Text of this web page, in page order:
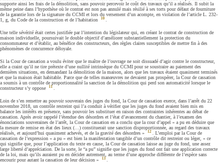
supporte ainsi les frais de la démolition, sans pouvoir percevoir le coût des travaux qu’il a réalisés. Il subit la
même peine dans l’hypothèse où le contrat est non pas annulé mais résilié à ses torts pour défaut de fourniture
de la garantie lors de la signature du CCMI et lors du versement d’un acompte, en violation de l’article L. 232-
1, g, du Code de la construction et de l’habitation
10
Une telle sévérité était certes justifiée par l’intention du législateur qui, en créant le contrat de construction de
maison individuelle, poursuivait le double objectif d’améliorer substantiellement la protection du
consommateur et d’établir, au bénéfice des constructeurs, des règles claires susceptibles de mettre fin à des
phénomènes de concurrence déloyale.
Si la Cour de cassation a voulu éviter que le maître de l’ouvrage ne soit dissuadé d’agir contre le constructeur,
elle a craint qu’il ne tire prétexte d’une nullité intrinsèque du CCMI pour se soustraire au paiement des
dernières situations, en demandant la démolition de la maison, alors que les travaux étaient quasiment terminés
et que la maison était habitable. Parce que de telles manœuvres ne devaient pas prospérer, la Cour de cassation
a soumis à un contrôle de proportionnalité la sanction de la démolition qui perd son automaticité lorsque le
constructeur s’y oppose
11
Loin de s’en remettre au pouvoir souverain des juges du fond, la Cour de cassation exerce, dans l’arrêt du 22
novembre 2018, un contrôle restreint qui l’a conduit à vérifier que les juges du fond avaient bien mis en
balance les intérêts en présence, sans pouvoir les substituer en raison des contraintes inhérentes au débat de
cassation. Après avoir rappelé l’étendue des désordres et l’état d’avancement du chantier, à l’examen des
énonciations souveraines de l’arrêt, la Cour de cassation en a conclu que la cour d’appel « a pu en déduire que
la mesure de remise en état des lieux (…) constituerait une sanction disproportionnée, au regard des travaux
réalisés, et aujourd’hui quasiment achevés, et de la gravité des désordres »
12
. L’emploi par la Cour de
cassation de l’expression « a pu » est bien la manifestation tangible d’un contrôle dit restreint ou léger, « ce
qui signifie que, pour l’application du texte en cause, la Cour de cassation laisse au juge du fond, une assez
large liberté d’appréciation. De la sorte, le “a pu” signifie que les juges du fond ont fait une application correcte
de la loi, mais qu’ils auraient pu en décider autrement, au terme d’une approche différente de l’espèce sans
encourir pour autant la cassation de leur décision »
13